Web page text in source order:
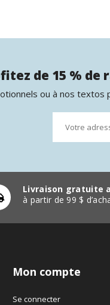
de 15 % de
ou à nos
Livraison gratuite
à partir de 99 $
Mon compte
Se connecter